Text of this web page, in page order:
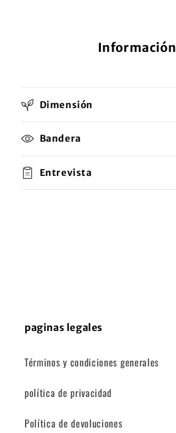
Información
Dimensión
Bandera
Entrevista
paginas legales
Términos y condiciones generales
política de privacidad
Política de devoluciones